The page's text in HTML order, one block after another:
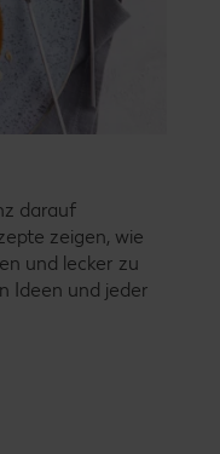
darauf
zeigen, wie
und lecker zu
Ideen und jeder